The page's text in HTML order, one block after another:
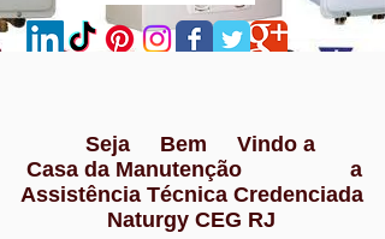
Seja Bem Vindo a
Casa da Manutenção a
Assistência Técnica Credenciada
Naturgy CEG RJ